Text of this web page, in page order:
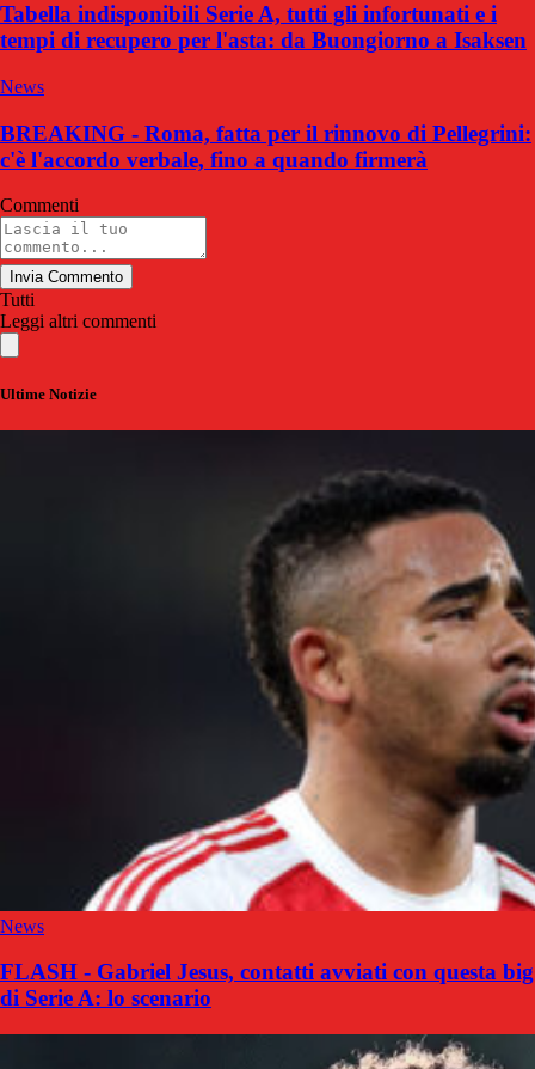
Tabella indisponibili Serie A, tutti gli infortunati e i
tempi di recupero per l'asta: da Buongiorno a Isaksen
News
BREAKING - Roma, fatta per il rinnovo di Pellegrini:
c'è l'accordo verbale, fino a quando firmerà
Commenti
Invia Commento
Tutti
Leggi altri commenti
Ultime Notizie
News
FLASH - Gabriel Jesus, contatti avviati con questa big
di Serie A: lo scenario